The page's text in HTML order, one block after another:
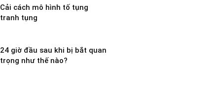
Cải cách mô hình tố tụng
tranh tụng
24 giờ đầu sau khi bị bắt quan
trọng như thế nào?